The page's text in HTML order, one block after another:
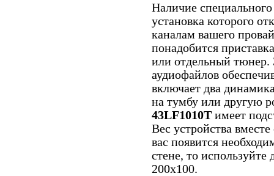
Наличие
установка которого
каналам вашего
понадобится
или отдельный тюнер.
аудиофайлов
включает два
на тумбу или другую
43LF1010T имеет
Вес устройства
вас появится
стене, то используйте
200x100.